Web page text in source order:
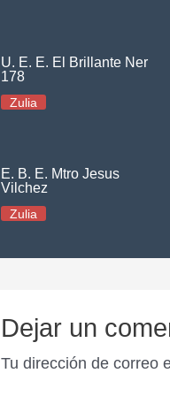
U. E. E. El Brillante Ner
178
Zulia
E. B. E. Mtro Jesus
Vilchez
Zulia
Dejar un
Tu dirección de correo